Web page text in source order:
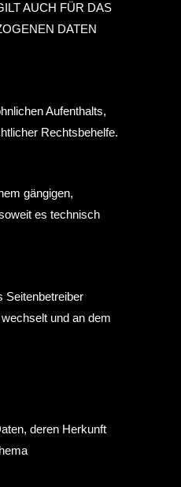
AUCH FÜR DAS
DATEN
Aufenthalts,
Rechtsbehelfe.
gängigen,
es technisch
Seitenbetreiber
und an dem
deren Herkunft